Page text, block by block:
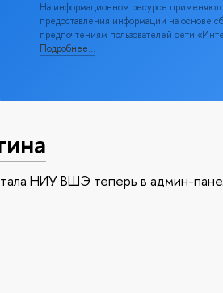
На информационном ресурсе
предоставления информации на основе
предпочтениям пользователей сети
Подробнее…
НИУ ВШЭ теперь в админ-